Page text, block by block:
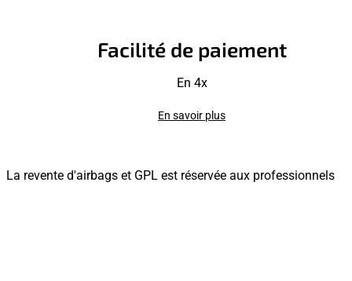
Facilité de paiement
En 4x
En savoir plus
La revente d'airbags et GPL est réservée aux professionnels